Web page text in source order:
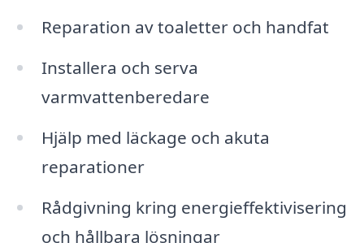
Reparation av toaletter och handfat
Installera och serva
varmvattenberedare
Hjälp med läckage och akuta
reparationer
Rådgivning kring energieffektivisering
och hållbara lösningar